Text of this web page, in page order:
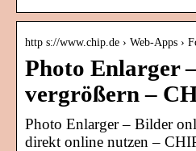
http s://www.chip.de › Web-Apps ›
Photo Enlarger
vergrößern –
Photo Enlarger – Bilder
direkt online nutzen –